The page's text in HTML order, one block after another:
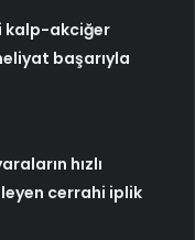
kalp-akciğer
başarıyla
hızlı
cerrahi iplik